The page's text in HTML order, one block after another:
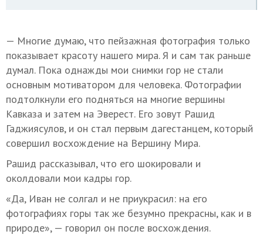
— Многие думаю, что пейзажная фотография только
показывает красоту нашего мира. Я и сам так раньше
думал. Пока однажды мои снимки гор не стали
основным мотиватором для человека. Фотографии
подтолкнули его подняться на многие вершины
Кавказа и затем на Эверест. Его зовут Рашид
Гаджиясулов, и он стал первым дагестанцем, который
совершил восхождение на Вершину Мира.
Рашид рассказывал, что его шокировали и
околдовали мои кадры гор.
«Да, Иван не солгал и не приукрасил: на его
фотографиях горы так же безумно прекрасны, как и в
природе», — говорил он после восхождения.